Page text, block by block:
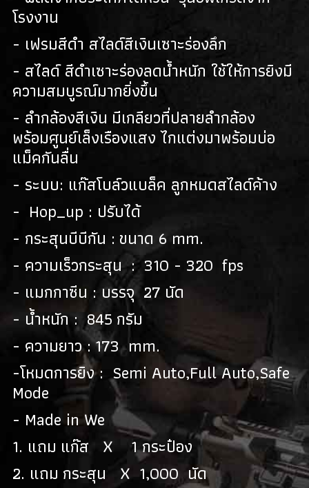
ปืนแบล๊งค์กัน BLANK GUN
BLANK CARTRIDGE
SCOPE/ GAS/อุปกรณ์เสริม
GAS/กระสุนบีบีกัน (47)
SCOPE , RED DOT(38)
โรงงาน
- เฟรมสีดำ สไลด์สีเงินเซาะร่องลึก
- สไลด์ สีดำเซาะร่องลดน้ำหนัก ใช้ให้การยิงมี
ความสมบูรณ์มากยิ่งขึ้น
- ลำกล้องสีเงิน มีเกลียวที่ปลายลำกล้อง
พร้อมศูนย์เล็งเรืองแสง ไกแต่งมาพร้อมบ่อ
แม็คกันลื่น
- ระบบ: แก๊สโบล์วแบล็ค ลูกหมดสไลด์ค้าง
- Hop_up : ปรับได้
- กระสุนบีบีกัน : ขนาด 6 mm.
- ความเร็วกระสุน : 310 - 320 fps
- แมกกาซีน : บรรจุ 27 นัด
- น้ำหนัก : 845 กรัม
- ความยาว : 173 mm.
-โหมดการยิง : Semi Auto,Full Auto,Safe
Mode
- Made in We
1. แถม แก๊ส X 1 กระป๋อง
2. แถม กระสุน X 1,000 นัด